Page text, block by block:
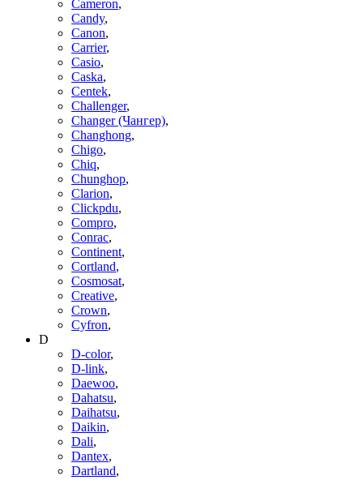
Cameron,
Candy,
Canon,
Carrier,
Casio,
Caska,
Centek,
Challenger,
Changer (Чангер),
Changhong,
Chigo,
Chiq,
Chunghop,
Clarion,
Clickpdu,
Compro,
Conrac,
Continent,
Cortland,
Cosmosat,
Creative,
Crown,
Cyfron,
D
D-color,
D-link,
Daewoo,
Dahatsu,
Daihatsu,
Daikin,
Dali,
Dantex,
Dartland,